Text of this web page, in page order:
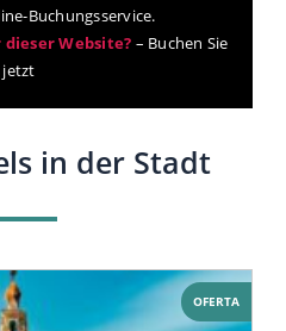
Buchungsservice.
Website? – Buchen Sie
jetzt
in der Stadt
OFERTA